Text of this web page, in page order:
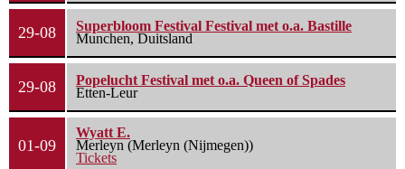
29-08
Superbloom Festival Festival met o.a. Bastille
Munchen, Duitsland
29-08
Popelucht Festival met o.a. Queen of Spades
Etten-Leur
01-09
Wyatt E.
Merleyn (Merleyn (Nijmegen))
Tickets